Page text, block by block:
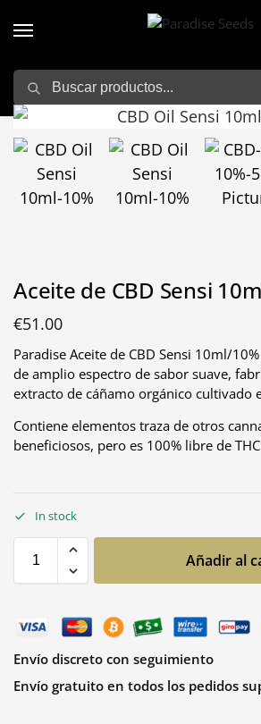
Home / Aceites CBD / Aceite de CBD
Aceite de CBD Sensi
€51.00
Paradise Aceite de CBD Sensi 10ml/
de amplio espectro de sabor suave,
extracto de cáñamo orgánico cultivado
Contiene elementos traza de otros
beneficiosos, pero es 100% libre de
In stock
Añadir al
Envío discreto con seguimiento
Envío gratuito en todos los pedidos